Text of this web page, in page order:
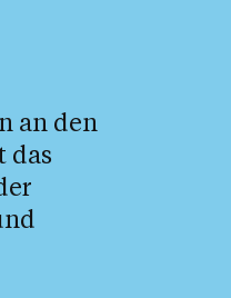
an den
das